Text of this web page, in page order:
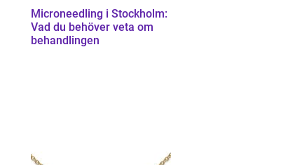
Microneedling i Stockholm:
Vad du behöver veta om
behandlingen